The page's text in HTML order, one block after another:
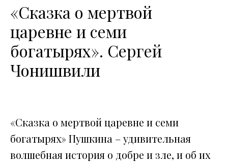
«Сказка о мертвой
царевне и семи
богатырях». Сергей
Чонишвили
«Сказка о мертвой царевне и семи
богатырях» Пушкина – удивительная
волшебная история о добре и зле, и об их